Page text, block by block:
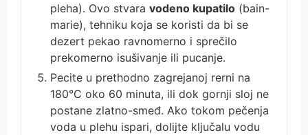
pleha). Ovo stvara vodeno kupatilo (bain-
marie), tehniku koja se koristi da bi se
dezert pekao ravnomerno i sprečilo
prekomerno isušivanje ili pucanje.
Pecite u prethodno zagrejanoj rerni na
180°C oko 60 minuta, ili dok gornji sloj ne
postane zlatno-smeđ. Ako tokom pečenja
voda u plehu ispari, dolijte ključalu vodu